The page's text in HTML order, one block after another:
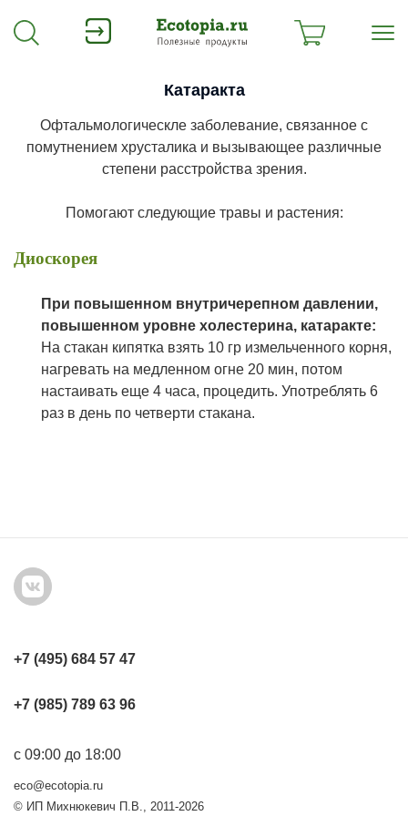
Катаракта
Офтальмологическле заболевание, связанное с
помутнением хрусталика и вызывающее различные
степени расстройства зрения.
Помогают следующие травы и растения:
Диоскорея
При повышенном внутричерепном давлении,
повышенном уровне холестерина, катаракте:
На стакан кипятка взять 10 гр измельченного корня,
нагревать на медленном огне 20 мин, потом
настаивать еще 4 часа, процедить. Употреблять 6
раз в день по четверти стакана.
+7 (495) 684 57 47
+7 (985) 789 63 96
с 09:00 до 18:00
eco@ecotopia.ru
© ИП Михнюкевич П.В., 2011-2026